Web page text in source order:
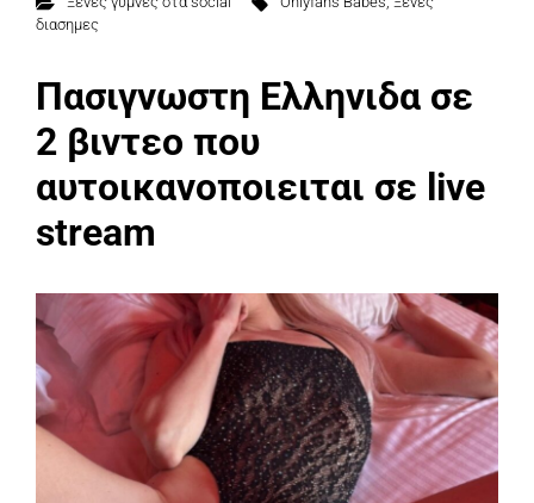
διασημες
Πασιγνωστη Ελληνιδα σε
2 βιντεο που
αυτοικανοποιειται σε live
stream